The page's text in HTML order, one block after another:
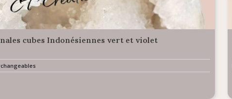
cubes Indonésiennes vert et violet